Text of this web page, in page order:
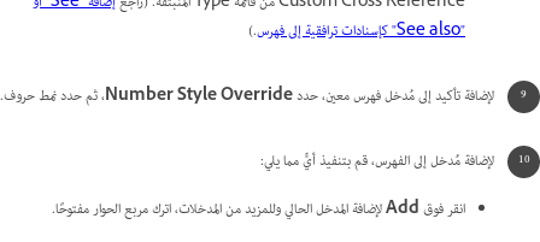
"See also" كإسنادات ترافقية إلى فهرس
.)
لإضافة تأكيد إلى مُدخل فهرس معين، حددNumber Style Override، ثم حدد نمط حروف.
لإضافة مُدخل إلى الفهرس، قم بتنفيذ أيٍّ مما يلي:
انقر فوقAddلإضافة المدخل الحالي وللمزيد من المدخلات، اترك مربع الحوار مفتوحًا.